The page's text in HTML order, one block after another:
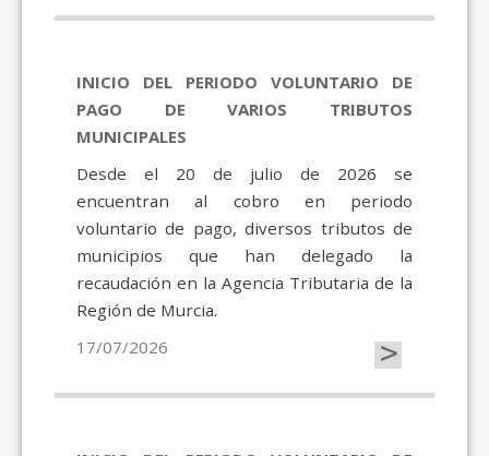
INICIO DEL PERIODO VOLUNTARIO DE
PAGO DE VARIOS TRIBUTOS
MUNICIPALES
Desde el 20 de julio de 2026 se
encuentran al cobro en periodo
voluntario de pago, diversos tributos de
municipios que han delegado la
recaudación en la Agencia Tributaria de la
Región de Murcia.
17/07/2026
>